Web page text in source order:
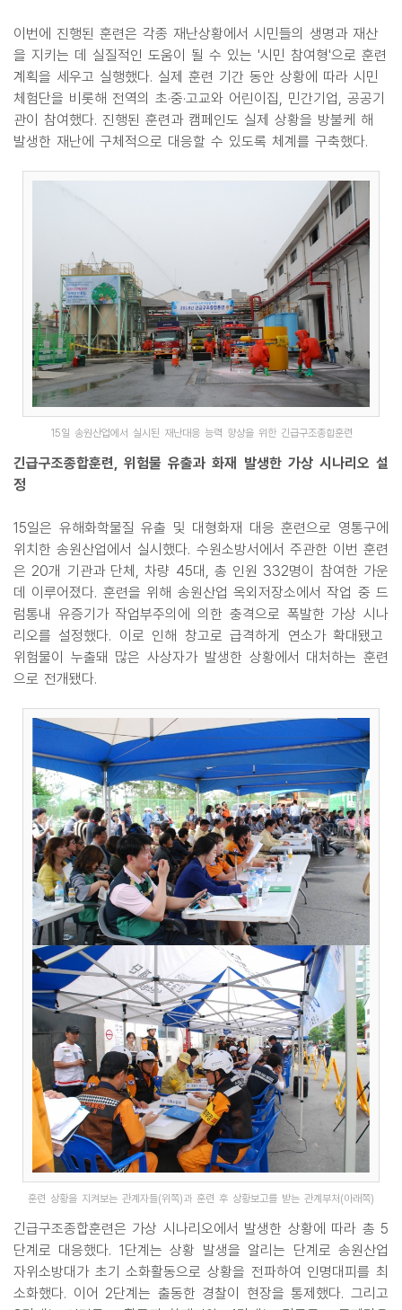
이번에 진행된 훈련은 각종 재난상황에서 시민들의 생명과 재산
을 지키는 데 실질적인 도움이 될 수 있는 '시민 참여형'으로 훈련
계획을 세우고 실행했다. 실제 훈련 기간 동안 상황에 따라 시민
체험단을 비롯해 전역의 초·중·고교와 어린이집, 민간기업, 공공기
관이 참여했다. 진행된 훈련과 캠페인도 실제 상황을 방불케 해
발생한 재난에 구체적으로 대응할 수 있도록 체계를 구축했다.
15일 송원산업에서 실시된 재난대응 능력 향상을 위한 긴급구조종합훈련
긴급구조종합훈련, 위험물 유출과 화재 발생한 가상 시나리오 설
정
15일은 유해화학물질 유출 및 대형화재 대응 훈련으로 영통구에
위치한 송원산업에서 실시했다. 수원소방서에서 주관한 이번 훈련
은 20개 기관과 단체, 차량 45대, 총 인원 332명이 참여한 가운
데 이루어졌다. 훈련을 위해 송원산업 옥외저장소에서 작업 중 드
럼통내 유증기가 작업부주의에 의한 충격으로 폭발한 가상 시나
리오를 설정했다. 이로 인해 창고로 급격하게 연소가 확대됐고
위험물이 누출돼 많은 사상자가 발생한 상황에서 대처하는 훈련
으로 전개됐다.
훈련 상황을 지켜보는 관계자들(위쪽)과 훈련 후 상황보고를 받는 관계부처(아래쪽)
긴급구조종합훈련은 가상 시나리오에서 발생한 상황에 따라 총 5
단계로 대응했다. 1단계는 상황 발생을 알리는 단계로 송원산업
자위소방대가 초기 소화활동으로 상황을 전파하여 인명대피를 최
소화했다. 이어 2단계는 출동한 경찰이 현장을 통제했다. 그리고